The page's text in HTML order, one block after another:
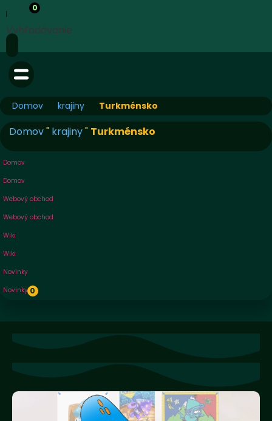
0
Vyhľadávanie
Domov krajiny Turkménsko
Domov" krajiny" Turkménsko
Domov
Domov
Webový obchod
Webový obchod
Wiki
Wiki
Novinky
Novinky 0